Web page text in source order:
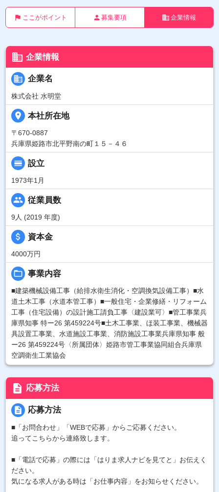
flag ここがポイント person 募集要項 business 企業情報
business 企業情報
business 企業名
株式会社 水明堂
place 本社所在地
〒670-0887
兵庫県姫路市北平野南の町１５－４６
calendar_view_day 設立
1973年1月
people 従業員数
9人 (2019 年度)
attach_money 資本金
4000万円
folder_open 事業内容
■建築機械設備工事（給排水衛生消化・空調換気設備工事）■水
道土木工事（水道本管工事）■一般住宅・企業修繕・リフォーム
工事（住宅設備）の設計施工請負工事〈建設業可〉■管工事業兵
庫県知事 特ー26 第459224号■土木工事業、ほ装工事業、機械器
具設置工事業、水道施設工事業、消防施設工事業兵庫県知事 般
ー26 第459224号〈所属団体〉姫路市管工事業協同組合兵庫県
空調衛生工業協会
description 応募方法
description 応募方法
■「お問合わせ」「WEBで応募」からご応募ください。
追ってこちらから連絡致します。
■「電話で応募」の際には「はりま求人ナビを見てと」お伝えく
ださい。
気になる求人がある時は「お仕事内容」をお知らせください。